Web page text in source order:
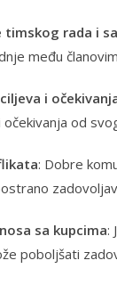
timskog rada i
među
i
očekivanja od
: Dobre
sa kupcima:
poboljšati